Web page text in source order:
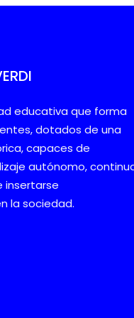
educativa que forma
dotados de una
capaces de
autónomo,
insertarse
la sociedad.